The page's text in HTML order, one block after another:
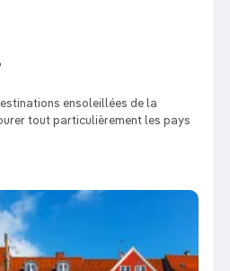
ensoleillées de la
tout particulièrement les pays